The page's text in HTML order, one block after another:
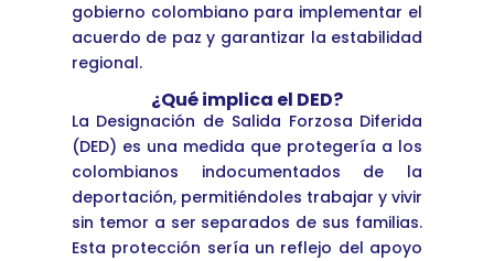
gobierno colombiano para implementar el
acuerdo de paz y garantizar la estabilidad
regional.
¿Qué implica el DED?
La Designación de Salida Forzosa Diferida
(DED) es una medida que protegería a los
colombianos indocumentados de la
deportación, permitiéndoles trabajar y vivir
sin temor a ser separados de sus familias.
Esta protección sería un reflejo del apoyo